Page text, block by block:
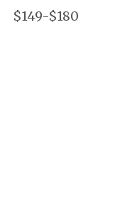
$149-$180